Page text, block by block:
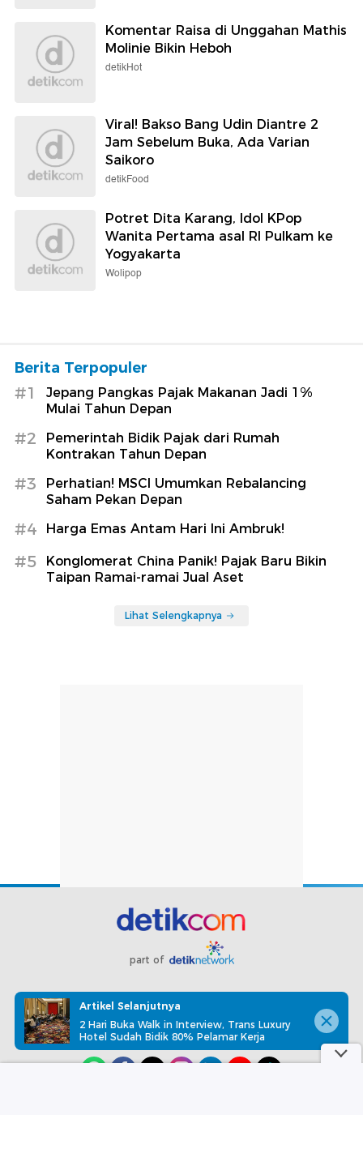
Komentar Raisa di Unggahan Mathis
Molinie Bikin Heboh
detikHot
Viral! Bakso Bang Udin Diantre 2
Jam Sebelum Buka, Ada Varian
Saikoro
detikFood
Potret Dita Karang, Idol KPop
Wanita Pertama asal RI Pulkam ke
Yogyakarta
Wolipop
Berita Terpopuler
#1
Jepang Pangkas Pajak Makanan Jadi 1%
Mulai Tahun Depan
#2
Pemerintah Bidik Pajak dari Rumah
Kontrakan Tahun Depan
#3
Perhatian! MSCI Umumkan Rebalancing
Saham Pekan Depan
#4 Harga Emas Antam Hari Ini Ambruk!
#5
Konglomerat China Panik! Pajak Baru Bikin
Taipan Ramai-ramai Jual Aset
Lihat Selengkapnya
part of
Redaksi Pedoman Media Siber Karir
Kotak Pos
Info Iklan
Privacy Policy Disclaimer
Artikel Selanjutnya
2 Hari Buka Walk in Interview, Trans Luxury
Hotel Sudah Bidik 80% Pelamar Kerja